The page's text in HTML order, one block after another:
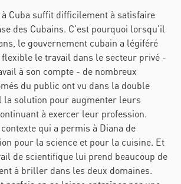
à Cuba suffit difficilement à satisfaire
des Cubains. C'est pourquoi lorsqu'il
le gouvernement cubain a légiféré
le travail dans le secteur privé -
à son compte - de nombreux
du public ont vu dans la double
la solution pour augmenter leurs
à exercer leur profession.
qui a permis à Diana de
pour la science et pour la cuisine. Et
de scientifique lui prend beaucoup de
à briller dans les deux domaines.